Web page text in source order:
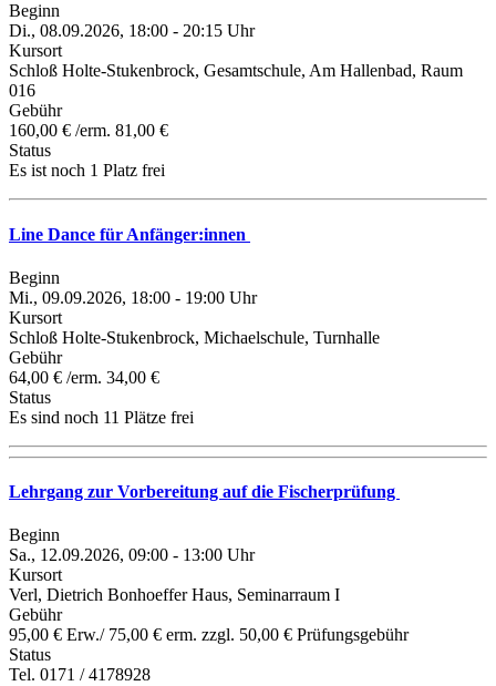
Beginn
Di., 08.09.2026, 18:00 - 20:15 Uhr
Kursort
Schloß Holte-Stukenbrock, Gesamtschule, Am Hallenbad, Raum
016
Gebühr
160,00 € /erm. 81,00 €
Status
Es ist noch 1 Platz frei
Line Dance für Anfänger:innen
Beginn
Mi., 09.09.2026, 18:00 - 19:00 Uhr
Kursort
Schloß Holte-Stukenbrock, Michaelschule, Turnhalle
Gebühr
64,00 € /erm. 34,00 €
Status
Es sind noch 11 Plätze frei
Lehrgang zur Vorbereitung auf die Fischerprüfung
Beginn
Sa., 12.09.2026, 09:00 - 13:00 Uhr
Kursort
Verl, Dietrich Bonhoeffer Haus, Seminarraum I
Gebühr
95,00 € Erw./ 75,00 € erm. zzgl. 50,00 € Prüfungsgebühr
Status
Tel. 0171 / 4178928